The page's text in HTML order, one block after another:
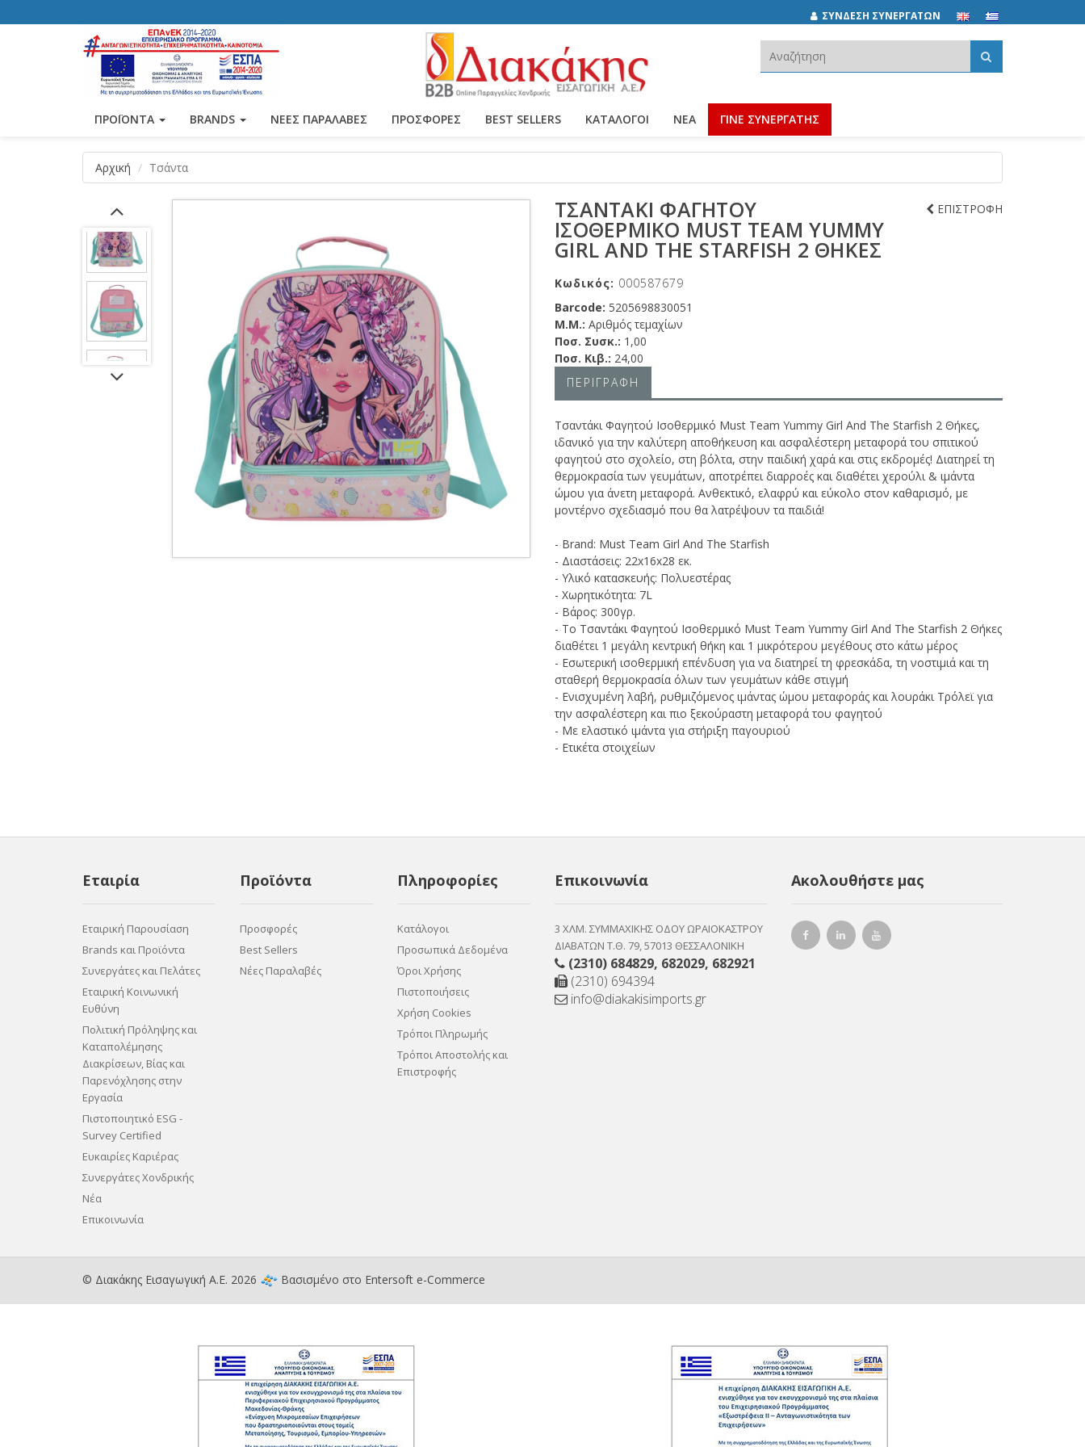
ΣΥΝΔΕΣΗ ΣΥΝΕΡΓΑΤΩΝ
ΠΡΟΪΟΝΤΑ BRANDS ΝΕΕΣ ΠΑΡΑΛΑΒΕΣ ΠΡΟΣΦΟΡΕΣ BEST SELLERS ΚΑΤΆΛΟΓΟΙ ΝΈΑ ΓΙΝΕ ΣΥΝΕΡΓΑΤΗΣ
Αναζήτηση:
Αρχική Τσάντα
ΤΣΑΝΤΆΚΙ ΦΑΓΗΤΟΎ
ΙΣΟΘΕΡΜΙΚΌ MUST TEAM YUMMY
GIRL AND THE STARFISH 2 ΘΉΚΕΣ
ΕΠΙΣΤΡΟΦΗ
Κωδικός: 000587679
Barcode: 5205698830051
Μ.Μ.: Αριθμός τεμαχίων
Ποσ. Συσκ.: 1,00
Ποσ. Κιβ.: 24,00
ΠΕΡΙΓΡΑΦΗ
Τσαντάκι Φαγητού Ισοθερμικό Must Team Yummy Girl And The Starfish 2 Θήκες,
ιδανικό για την καλύτερη αποθήκευση και ασφαλέστερη μεταφορά του σπιτικού
φαγητού στο σχολείο, στη βόλτα, στην παιδική χαρά και στις εκδρομές! Διατηρεί τη
θερμοκρασία των γευμάτων, αποτρέπει διαρροές και διαθέτει χερούλι & ιμάντα
ώμου για άνετη μεταφορά. Ανθεκτικό, ελαφρύ και εύκολο στον καθαρισμό, με
μοντέρνο σχεδιασμό που θα λατρέψουν τα παιδιά!
- Brand: Must Team Girl And The Starfish
- Διαστάσεις: 22x16x28 εκ.
- Υλικό κατασκευής: Πολυεστέρας
- Χωρητικότητα: 7L
- Βάρος: 300γρ.
- Το Τσαντάκι Φαγητού Ισοθερμικό Must Team Yummy Girl And The Starfish 2 Θήκες
διαθέτει 1 μεγάλη κεντρική θήκη και 1 μικρότερου μεγέθους στο κάτω μέρος
- Εσωτερική ισοθερμική επένδυση για να διατηρεί τη φρεσκάδα, τη νοστιμιά και τη
σταθερή θερμοκρασία όλων των γευμάτων κάθε στιγμή
- Ενισχυμένη λαβή, ρυθμιζόμενος ιμάντας ώμου μεταφοράς και λουράκι Τρόλεϊ για
την ασφαλέστερη και πιο ξεκούραστη μεταφορά του φαγητού
- Με ελαστικό ιμάντα για στήριξη παγουριού
- Ετικέτα στοιχείων
Εταιρία
Εταιρική Παρουσίαση
Brands και Προϊόντα
Συνεργάτες και Πελάτες
Εταιρική Κοινωνική
Ευθύνη
Πολιτική Πρόληψης και
Καταπολέμησης
Διακρίσεων, Βίας και
Παρενόχλησης στην
Εργασία
Πιστοποιητικό ESG -
Survey Certified
Ευκαιρίες Καριέρας
Συνεργάτες Χονδρικής
Νέα
Επικοινωνία
Προϊόντα
Προσφορές
Best Sellers
Νέες Παραλαβές
Πληροφορίες
Κατάλογοι
Προσωπικά Δεδομένα
Όροι Χρήσης
Πιστοποιήσεις
Χρήση Cookies
Τρόποι Πληρωμής
Τρόποι Αποστολής και
Επιστροφής
Επικοινωνία
3 ΧΛΜ. ΣΥΜΜΑΧΙΚΗΣ ΟΔΟΥ ΩΡΑΙΟΚΑΣΤΡΟΥ
ΔΙΑΒΑΤΩΝ Τ.Θ. 79, 57013 ΘΕΣΣΑΛΟΝΙΚΗ
(2310) 684829, 682029, 682921
(2310) 694394
info@diakakisimports.gr
Ακολουθήστε μας
© Διακάκης Εισαγωγική Α.Ε. 2026 Βασισμένο στο Entersoft e-Commerce